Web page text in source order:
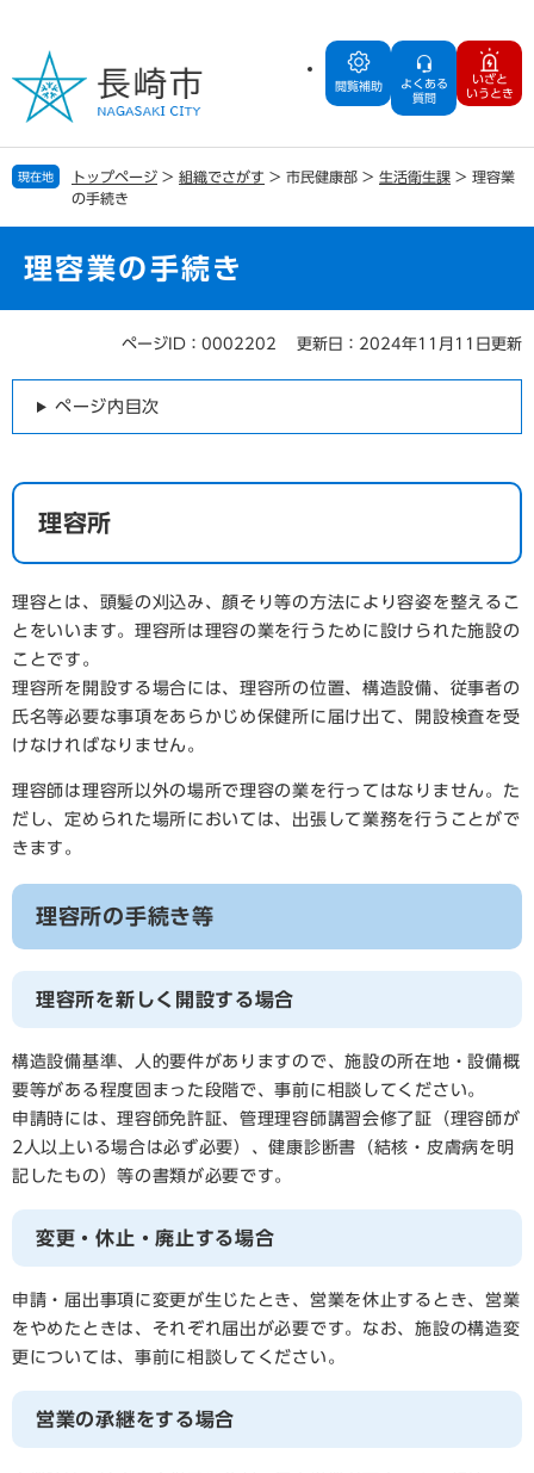
の
で
す
ー
ば
し
閲覧補助
よくある
質問
いざと
いうとき
現在地 トップページ > 組織でさがす > 市民健康部 > 生活衛生課 > 理容業
の手続き
理容業の手続き
ページID：0002202 更新日：2024年11月11日更新
ページ内目次
理容所
理容とは、頭髪の刈込み、顔そり等の方法により容姿を整えるこ
とをいいます。理容所は理容の業を行うために設けられた施設の
ことです。
理容所を開設する場合には、理容所の位置、構造設備、従事者の
氏名等必要な事項をあらかじめ保健所に届け出て、開設検査を受
けなければなりません。
理容師は理容所以外の場所で理容の業を行ってはなりません。た
だし、定められた場所においては、出張して業務を行うことがで
きます。
理容所の手続き等
理容所を新しく開設する場合
構造設備基準、人的要件がありますので、施設の所在地・設備概
要等がある程度固まった段階で、事前に相談してください。
申請時には、理容師免許証、管理理容師講習会修了証（理容師が
2人以上いる場合は必ず必要）、健康診断書（結核・皮膚病を明
記したもの）等の書類が必要です。
変更・休止・廃止する場合
申請・届出事項に変更が生じたとき、営業を休止するとき、営業
をやめたときは、それぞれ届出が必要です。なお、施設の構造変
更については、事前に相談してください。
営業の承継をする場合